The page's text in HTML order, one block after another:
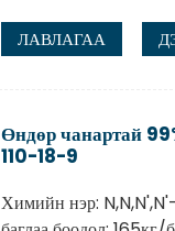
ЛАВЛАГАА
Өндөр чанартай
110-18-9
Химийн нэр: